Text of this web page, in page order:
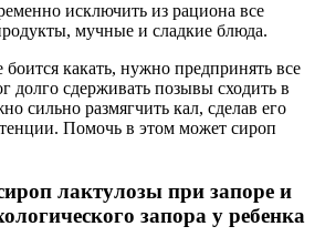
исключить из рациона все
мучные и сладкие блюда.
какать, нужно предпринять все
долго сдерживать позывы сходить в
сильно размягчить кал, сделав его
Помочь в этом может сироп
лактулозы при запоре и
запора у ребенка